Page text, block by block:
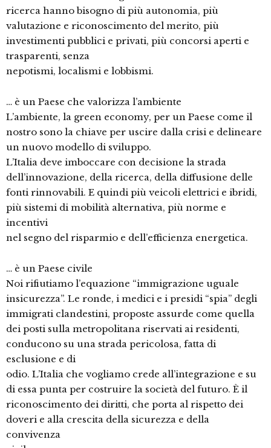
ricerca hanno bisogno di più autonomia, più
valutazione e riconoscimento del merito, più
investimenti pubblici e privati, più concorsi aperti e
trasparenti, senza
nepotismi, localismi e lobbismi.
… è un Paese che valorizza l’ambiente
L’ambiente, la green economy, per un Paese come il
nostro sono la chiave per uscire dalla crisi e delineare
un nuovo modello di sviluppo.
L’Italia deve imboccare con decisione la strada
dell’innovazione, della ricerca, della diffusione delle
fonti rinnovabili. E quindi più veicoli elettrici e ibridi,
più sistemi di mobilità alternativa, più norme e
incentivi
nel segno del risparmio e dell’efficienza energetica.
… è un Paese civile
Noi rifiutiamo l’equazione “immigrazione uguale
insicurezza”. Le ronde, i medici e i presidi “spia” degli
immigrati clandestini, proposte assurde come quella
dei posti sulla metropolitana riservati ai residenti,
conducono su una strada pericolosa, fatta di
esclusione e di
odio. L’Italia che vogliamo crede all’integrazione e su
di essa punta per costruire la società del futuro. È il
riconoscimento dei diritti, che porta al rispetto dei
doveri e alla crescita della sicurezza e della
convivenza